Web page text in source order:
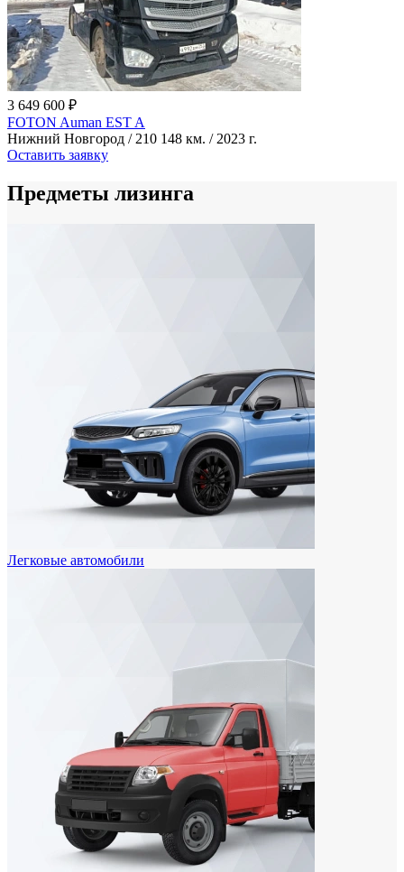
3 649 600 ₽
FOTON Auman EST A
Нижний Новгород / 210 148 км. / 2023 г.
Оставить заявку
Предметы лизинга
Легковые автомобили